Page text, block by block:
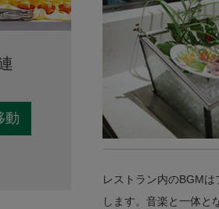
動
レストラン内のBGM
します。音楽と一体と